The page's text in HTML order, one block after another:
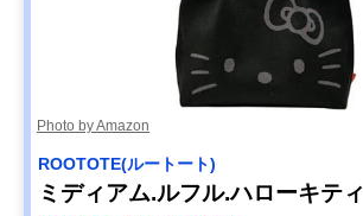
Photo by Amazon
ROOTOTE(ルートート)
ミディアム.ルフル.ハローキティ